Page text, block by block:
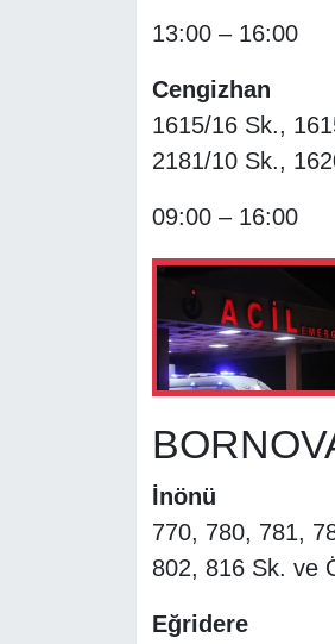
13:00 – 16:00
Cengizhan
1615/16 Sk.,
2181/10 Sk.,
09:00 – 16:00
İnönü
770, 780, 781,
802, 816 Sk. ve
Eğridere